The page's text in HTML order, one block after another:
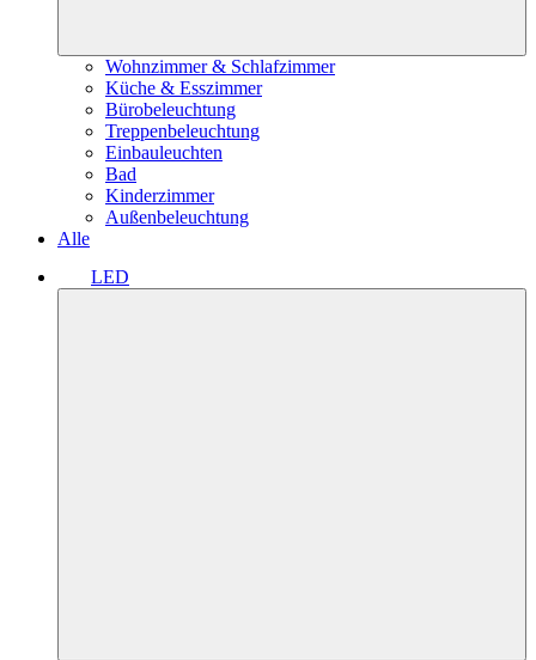
Wohnzimmer & Schlafzimmer
Küche & Esszimmer
Bürobeleuchtung
Treppenbeleuchtung
Einbauleuchten
Bad
Kinderzimmer
Außenbeleuchtung
Alle
LED